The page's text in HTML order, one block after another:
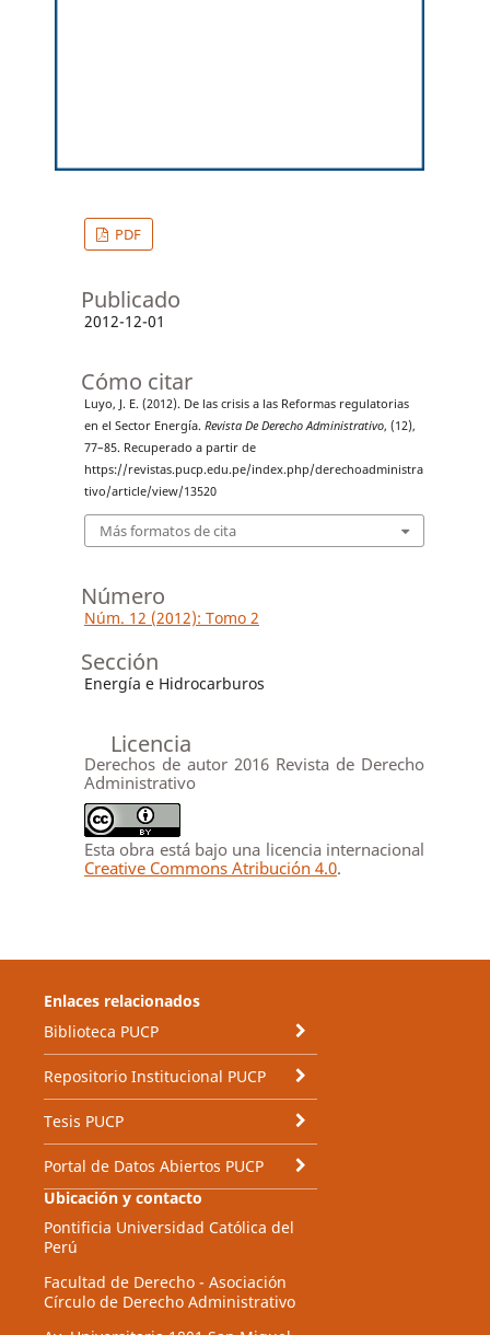
PDF
Publicado
2012-12-01
Cómo citar
Luyo, J. E. (2012). De las crisis a las Reformas regulatorias
en el Sector Energía. Revista De Derecho Administrativo, (12),
77–85. Recuperado a partir de
https://revistas.pucp.edu.pe/index.php/derechoadministra
tivo/article/view/13520
Más formatos de cita
Número
Núm. 12 (2012): Tomo 2
Sección
Energía e Hidrocarburos
Licencia
Derechos de autor 2016 Revista de Derecho
Administrativo
Esta obra está bajo una licencia internacional
Creative Commons Atribución 4.0.
Enlaces relacionados
Biblioteca PUCP
Repositorio Institucional PUCP
Tesis PUCP
Portal de Datos Abiertos PUCP
Ubicación y contacto
Pontificia Universidad Católica del
Perú
Facultad de Derecho - Asociación
Círculo de Derecho Administrativo